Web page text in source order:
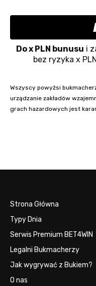
Do x PLN bunusu i
bez ryzyka x
Wszyscy powyżsi
urządzanie zakładów
grach hazardowych jest
Strona Główna
Typy Dnia
Serwis Premium BET4WIN
Legalni Bukmacherzy
Jak wygrywać z Bukiem?
O nas